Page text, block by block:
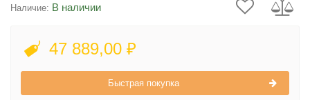
Наличие: В наличии
47 889,00 ₽
Быстрая покупка